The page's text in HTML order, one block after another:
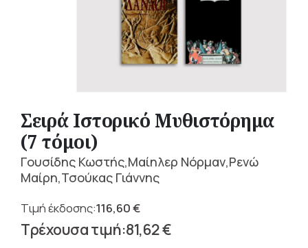
Σειρά Ιστορικό Μυθιστόρημα
(7 τόμοι)
Γουσίδης Κωστής,Μαίηλερ Νόρμαν,Ρενώ
Μαίρη,Τσούκας Γιάννης
116,60€
Original
price 81,62€